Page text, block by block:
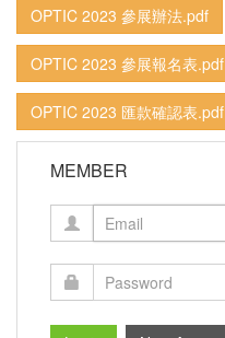
OPTIC 2023 參展辦法.pdf
OPTIC 2023 參展報名表.pdf
OPTIC 2023 匯款確認表.pdf
MEMBER